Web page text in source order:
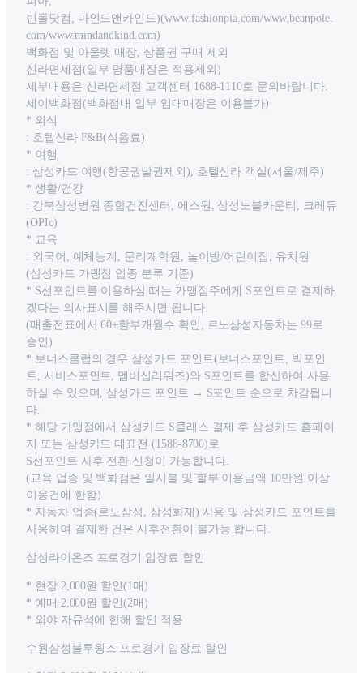
빈폴닷컴, 마인드앤카인드)(www.fashionpia.com/www.beanpole.
com/www.mindandkind.com)
백화점 및 아울렛 매장, 상품권 구매 제외
신라면세점(일부 명품매장은 적용제외)
세부내용은 신라면세점 고객센터 1688-1110로 문의바랍니다.
세이백화점(백화점내 일부 임대매장은 이용불가)
* 외식
: 호텔신라 F&B(식음료)
* 여행
: 삼성카드 여행(항공권발권제외), 호텔신라 객실(서울/제주)
* 생활/건강
: 강북삼성병원 종합건진센터, 에스원, 삼성노블카운티, 크레듀
(OPIc)
* 교육
: 외국어, 예체능계, 문리계학원, 놀이방/어린이집, 유치원
(삼성카드 가맹점 업종 분류 기준)
* S선포인트를 이용하실 때는 가맹점주에게 S포인트로 결제하
겠다는 의사표시를 해주시면 됩니다.
(매출전표에서 60+할부개월수 확인, 르노삼성자동차는 99로
승인)
* 보너스클럽의 경우 삼성카드 포인트(보너스포인트, 빅포인
트, 서비스포인트, 멤버십리워즈)와 S포인트를 합산하여 사용
하실 수 있으며, 삼성카드 포인트 → S포인트 순으로 차감됩니
다.
* 해당 가맹점에서 삼성카드 S클래스 결제 후 삼성카드 홈페이
지 또는 삼성카드 대표전 (1588-8700)로
S선포인트 사후 전환 신청이 가능합니다.
(교육 업종 및 백화점은 일시불 및 할부 이용금액 10만원 이상
이용건에 한함)
* 자동차 업종(르노삼성, 삼성화재) 사용 및 삼성카드 포인트를
사용하여 결제한 건은 사후전환이 불가능 합니다.
삼성라이온즈 프로경기 입장료 할인
* 현장 2,000원 할인(1매)
* 예매 2,000원 할인(2매)
* 외야 자유석에 한해 할인 적용
수원삼성블루윙즈 프로경기 입장료 할인